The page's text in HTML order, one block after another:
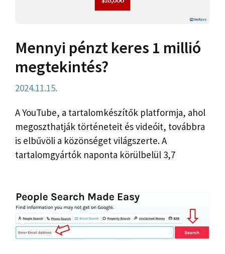
Mennyi pénzt keres 1 millió
megtekintés?
2024.11.15.
A YouTube, a tartalomkészítők platformja, ahol
megoszthatják történeteit és videóit, továbbra
is elbűvöli a közönséget világszerte. A
tartalomgyártók naponta körülbelül 3,7